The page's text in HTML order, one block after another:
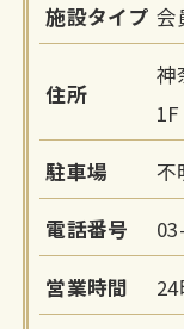
施設タイプ 会
住所
神
駐車場 不
電話番号
営業時間